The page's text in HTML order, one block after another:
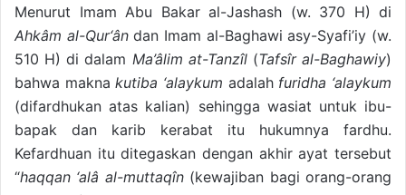
Menurut Imam Abu Bakar al-Jashash (w. 370 H) di
Ahkâm al-Qur‘ândan Imam al-Baghawi asy-Syafi’iy (w.
510 H) di dalam Ma’âlim at-Tanzîl(Tafsîr al-Baghawiy)
bahwa maknakutiba ‘alaykum adalah furidha ‘alaykum
(difardhukan atas kalian) sehingga wasiat untuk ibu-
bapak dan karib kerabat itu hukumnya fardhu.
Kefardhuan itu ditegaskan dengan akhir ayat tersebut
“haqqan ‘alâ al-muttaqîn(kewajiban bagi orang-orang